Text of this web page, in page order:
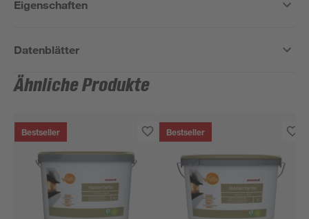
Eigenschaften
Datenblätter
Ähnliche Produkte
Bestseller Bestseller